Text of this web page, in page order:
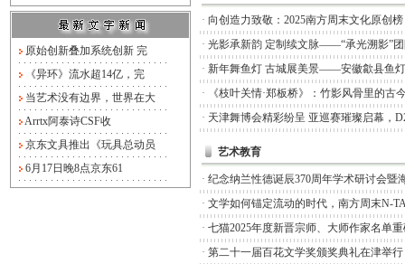
原始创新叠加系统创新 完
《异环》流水超14亿，完
当艺术没有边界，世界在大
Arrtx阿泰诗CSF收
京东文具推出《玩具总动员
6月17日晚8点京东61
· 向创造力致敬：2025南方周末文化原创
· 光影承新韵 定制续文脉——“承光溯影”
· 新年舞鱼灯 古城展美景——安徽歙县鱼
·
《枝叶关情·郑板桥》：竹影风骨里的古
· 天津舞博会精彩纷呈 亚巡赛璀璨启幕，
艺术教育
· 纪念纳兰性德诞辰370周年学术研讨会暨
· 文学如何锚定流动的时代，南方周末N-
· 七猫2025年度新晋宗师、大师作家名单
· 第二十一届百花文学奖颁奖典礼在津举行